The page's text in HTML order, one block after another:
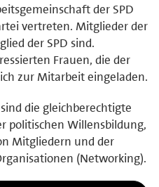
der SPD
vertreten. Mitglieder der
der SPD sind.
Frauen, die der
zur Mitarbeit eingeladen.
die gleichberechtigte
politischen Willensbildung,
Mitgliedern und der
(Networking).